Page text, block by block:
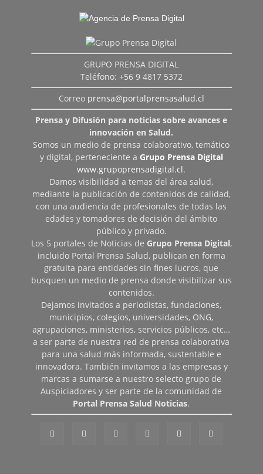
GRUPO PRENSA DIGITAL
Teléfono: +56 9 4817 5372
Correo prensa@portalprensasalud.cl
Prensa y Difusión para noticias sobre avances e
innovación en Salud.
Somos un medio de prensa colaborativo, temático
y digital, perteneciente a Grupo Prensa Digital
www.grupoprensadigital.cl.
Damos visibilidad a temas del área salud,
mediante la publicación de contenidos de calidad,
con una audiencia de profesionales de todas las
edades y tomadores de decisión del ámbito
público y privado.
Los 5 portales de Noticias de Grupo Prensa Digital,
incluido Portal Prensa Salud, publican en forma
gratuita para entidades sin fines lucros, que
busquen un medio de prensa donde visibilizar sus
contenidos.
Dejamos invitados a periodistas, fundaciones,
municipios, colegios, universidades, ONG,
agrupaciones, ministerios, servicios públicos, etc…
a ser parte de nuestra red de prensa colaborativa
para una salud más informada, sustentable e
innovadora. También invitamos a las empresas y
marcas a sumarse a nuestro selecto grupo de
Auspiciadores y ser parte de la comunidad de
Portal Prensa Salud Noticias.